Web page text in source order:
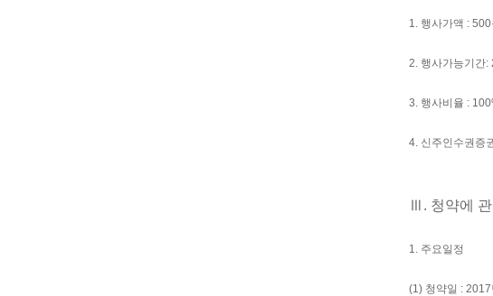
1. 행사가액 :
2. 행사가능기간:
3. 행사비율 :
4. 신주인수권증
Ⅲ. 청약에
1. 주요일정
(1) 청약일 :